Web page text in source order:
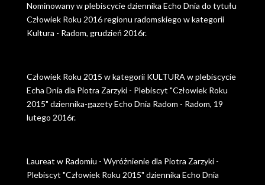
Nominowany w plebiscycie dziennika Echo Dnia do tytułu
Człowiek Roku 2016 regionu radomskiego w kategorii
Kultura - Radom, grudzień 2016r.
Człowiek Roku 2015 w kategorii KULTURA w plebiscycie
Echa Dnia dla Piotra Zarzyki - Plebiscyt "Człowiek Roku
2015" dziennika-gazety Echo Dnia Radom - Radom, 19
lutego 2016r.
Laureat w Radomiu - Wyróżnienie dla Piotra Zarzyki -
Plebiscyt "Człowiek Roku 2015" dziennika Echo Dnia